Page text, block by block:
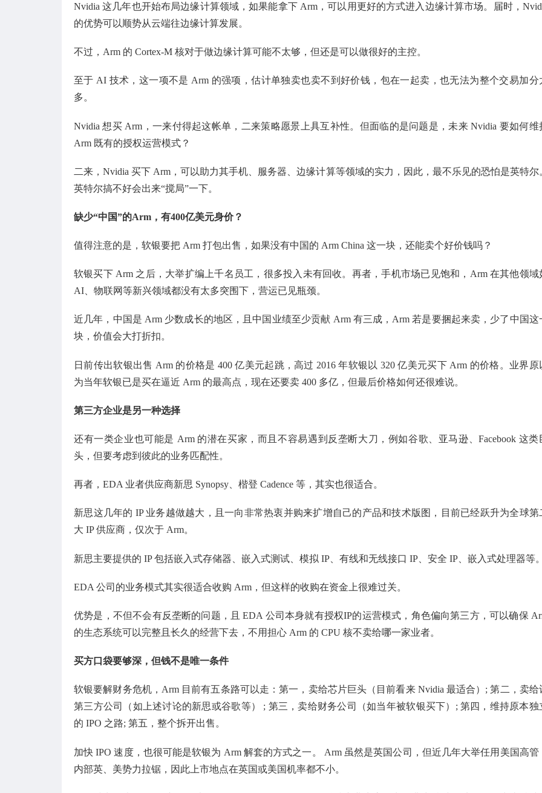
Nvidia 这几年也开始布局边缘计算领域，如果能拿下 Arm，可以用更好的方式进入边缘计算市场。届时，
的优势可以顺势从云端往边缘计算发展。
不过，Arm 的 Cortex-M 核对于做边缘计算可能不太够，但还是可以做很好的主控。
至于 AI 技术，这一项不是 Arm 的强项，估计单独卖也卖不到好价钱，包在一起卖，也无法为整个交易加分
多。
Nvidia 想买 Arm，一来付得起这帐单，二来策略愿景上具互补性。但面临的是问题是，未来 Nvidia 要如何维
Arm 既有的授权运营模式？
二来，Nvidia 买下 Arm，可以助力其手机、服务器、边缘计算等领域的实力，因此，最不乐见的恐怕是英特尔
英特尔搞不好会出来“搅局”一下。
缺少“中国”的Arm，有400亿美元身价？
值得注意的是，软银要把 Arm 打包出售，如果没有中国的 Arm China 这一块，还能卖个好价钱吗？
软银买下 Arm 之后，大举扩编上千名员工，很多投入未有回收。再者，手机市场已见饱和，Arm 在其他领域
AI、物联网等新兴领域都没有太多突围下，营运已见瓶颈。
近几年，中国是 Arm 少数成长的地区，且中国业绩至少贡献 Arm 有三成，Arm 若是要捆起来卖，少了中国这
块，价值会大打折扣。
日前传出软银出售 Arm 的价格是 400 亿美元起跳，高过 2016 年软银以 320 亿美元买下 Arm 的价格。业界原
为当年软银已是买在逼近 Arm 的最高点，现在还要卖 400 多亿，但最后价格如何还很难说。
第三方企业是另一种选择
还有一类企业也可能是 Arm 的潜在买家，而且不容易遇到反垄断大刀，例如谷歌、亚马逊、Facebook 这类
头，但要考虑到彼此的业务匹配性。
再者，EDA 业者供应商新思 Synopsy、楷登 Cadence 等，其实也很适合。
新思这几年的 IP 业务越做越大，且一向非常热衷并购来扩增自己的产品和技术版图，目前已经跃升为全球第
大 IP 供应商，仅次于 Arm。
新思主要提供的 IP 包括嵌入式存储器、嵌入式测试、模拟 IP、有线和无线接口 IP、安全 IP、嵌入式处理器等。
EDA 公司的业务模式其实很适合收购 Arm，但这样的收购在资金上很难过关。
优势是，不但不会有反垄断的问题，且 EDA 公司本身就有授权IP的运营模式，角色偏向第三方，可以确保
的生态系统可以完整且长久的经营下去，不用担心 Arm 的 CPU 核不卖给哪一家业者。
买方口袋要够深，但钱不是唯一条件
软银要解财务危机，Arm 目前有五条路可以走：第一，卖给芯片巨头（目前看来 Nvidia 最适合）; 第二，卖给
第三方公司（如上述讨论的新思或谷歌等） ; 第三，卖给财务公司（如当年被软银买下）; 第四，维持原本独
的 IPO 之路; 第五，整个拆开出售。
加快 IPO 速度，也很可能是软银为 Arm 解套的方式之一。 Arm 虽然是英国公司，但近几年大举任用美国高管
内部英、美势力拉锯，因此上市地点在英国或美国机率都不小。